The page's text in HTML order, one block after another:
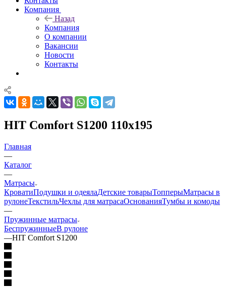
Компания
Назад
Компания
О компании
Вакансии
Новости
Контакты
HIT Comfort S1200 110x195
Главная
—
Каталог
—
Матрасы
КроватиПодушки и одеялаДетские товарыТопперыМатрасы в
рулонеТекстильЧехлы для матрасаОснованияТумбы и комоды
—
Пружинные матрасы
БеспружинныеВ рулоне
—HIT Comfort S1200